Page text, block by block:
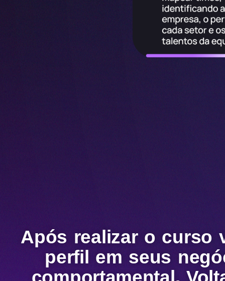
Após realizar o curso
perfil em seus